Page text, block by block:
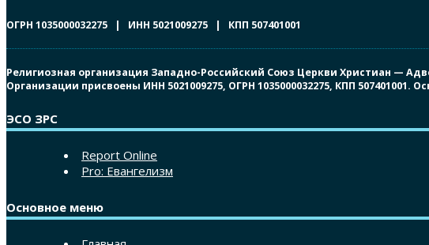
ОГРН 1035000032275 | ИНН 5021009275 | КПП 507401001
Религиозная организация Западно-Российский Союз Церкви Христиан —
Организации присвоены ИНН 5021009275, ОГРН 1035000032275, КПП
ЭСО ЗРС
Report Online
Pro: Евангелизм
Основное меню